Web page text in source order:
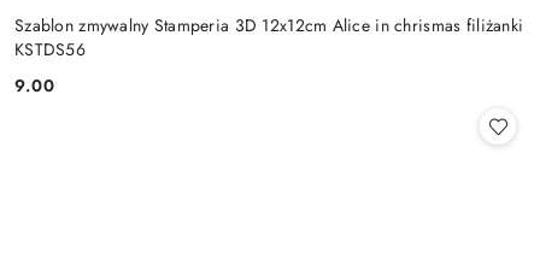
Szablon zmywalny Stamperia 3D 12x12cm Alice in chrismas filiżanki
KSTDS56
Cena:
9.00